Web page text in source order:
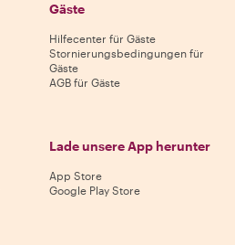
Gäste
Hilfecenter für Gäste
Stornierungsbedingungen für
Gäste
AGB für Gäste
Lade unsere App herunter
App Store
Google Play Store